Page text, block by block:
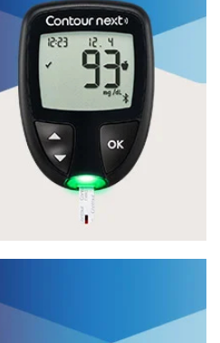
acqua fredda con l’aggiunta